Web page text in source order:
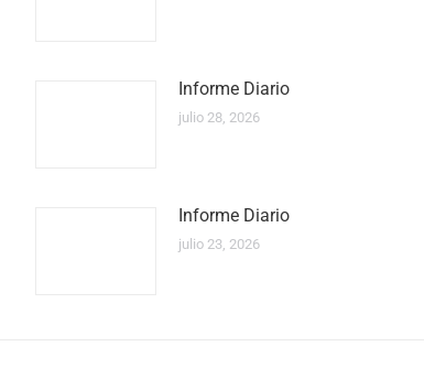
Informe Diario
julio 28, 2026
Informe Diario
julio 23, 2026